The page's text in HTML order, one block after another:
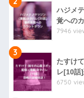
ハジメ
覚への
7946
3
たすけ
レ[10話
6750